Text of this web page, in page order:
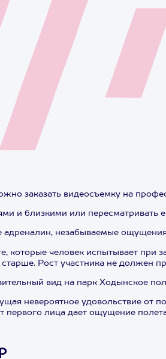
заказать видеосъемку на
и близкими или пересматривать
адреналин, незабываемые
которые человек испытывает
Рост участника не должен
вид на парк Ходынское
невероятное удовольствие от
первого лица дает ощущение